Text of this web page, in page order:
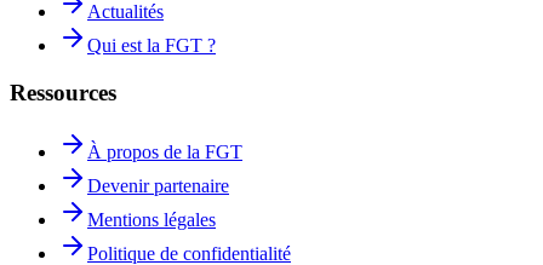
Actualités
Qui est la FGT ?
Ressources
À propos de la FGT
Devenir partenaire
Mentions légales
Politique de confidentialité